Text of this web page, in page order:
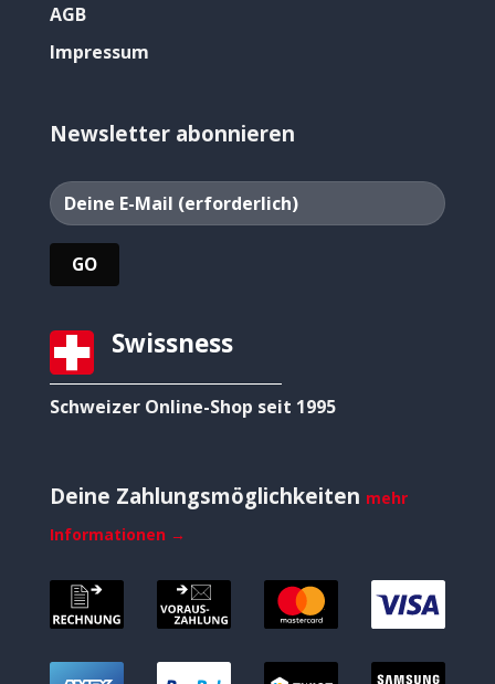
AGB
Impressum
Newsletter abonnieren
Swissness
Schweizer Online-Shop seit 1995
Deine Zahlungsmöglichkeiten mehr
Informationen →